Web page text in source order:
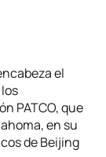
el
PATCO, que
en su
de Beijing